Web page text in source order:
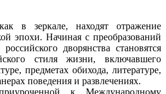
в зеркале, находят отражение
эпохи. Начиная с преобразований
дворянства становятся
стиля жизни, включавшего
предметах обихода, литературе,
поведения и развлечениях.
к Международному